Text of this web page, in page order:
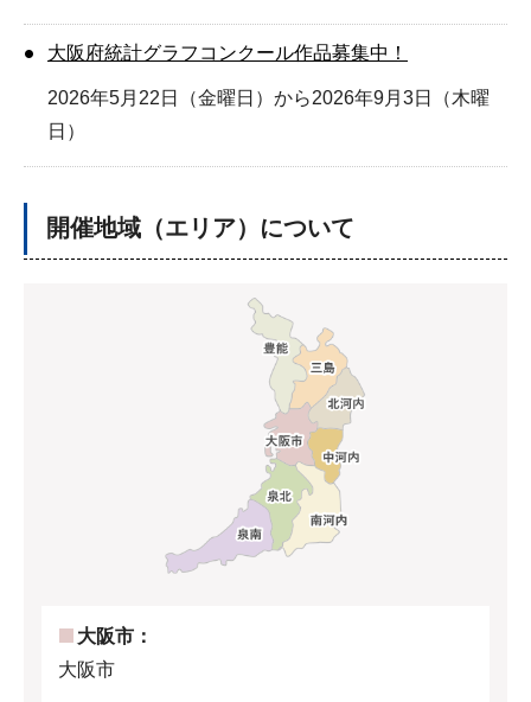
大阪府統計グラフコンクール作品募集中！
2026年5月22日（金曜日）から2026年9月3日（木曜
日）
開催地域（エリア）について
大阪市：
大阪市